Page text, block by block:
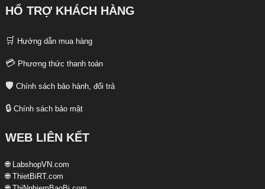
HỔ TRỢ KHÁCH HÀNG
🛒 Hướng dẫn mua hàng
💳 Phương thức thanh toán
🛡️ Chính sách bảo hành, đổi trả
🔒 Chính sách bảo mật
WEB LIÊN KẾT
🌐 LabshopVN.com
🌐 ThietBiRT.com